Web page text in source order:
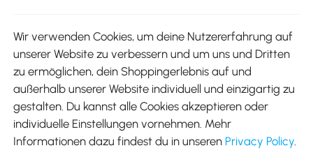
Aosom-App
Google Play
Wir verwenden Cookies, um deine Nutzererfahrung auf
unserer Website zu verbessern und um uns und Dritten
zu ermöglichen, dein Shoppingerlebnis auf und
außerhalb unserer Website individuell und einzigartig zu
gestalten. Du kannst alle Cookies akzeptieren oder
individuelle Einstellungen vornehmen. Mehr
Informationen dazu findest du in unseren Privacy Policy.